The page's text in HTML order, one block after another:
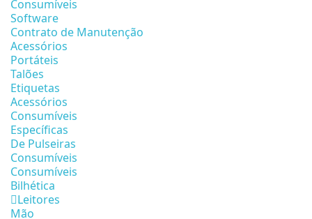
Consumíveis
Software
Contrato de Manutenção
Acessórios
Portáteis
Talões
Etiquetas
Acessórios
Consumíveis
Específicas
De Pulseiras
Consumíveis
Consumíveis
Bilhética
Leitores
Mão